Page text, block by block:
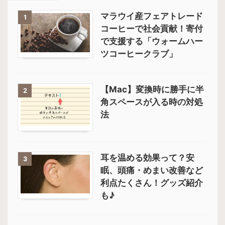
1
マラウイ産フェアトレード
コーヒーで社会貢献！寄付
で支援する「ウォームハー
ツコーヒークラブ」
2
【Mac】変換時に勝手に半
角スペースが入る時の対処
法
3
耳を温める効果って？安
眠、頭痛・めまい改善など
利点たくさん！グッズ紹介
も♪